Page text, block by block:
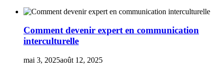
Comment devenir expert en communication
interculturelle
mai 3, 2025août 12, 2025